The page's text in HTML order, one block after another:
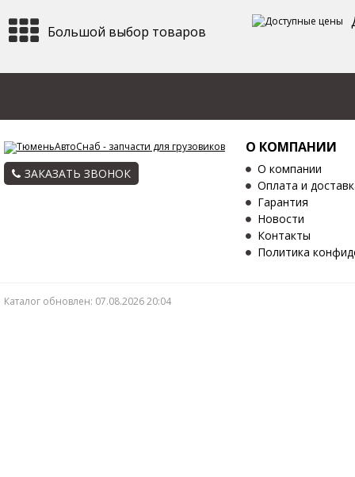
Большой выбор товаров
ЗАКАЗАТЬ ЗВОНОК
О КОМПАНИИ
О компании
Оплата и
Гарантия
Новости
Контакты
Политика
Каталог обновлен: 07.08.2026 20:04